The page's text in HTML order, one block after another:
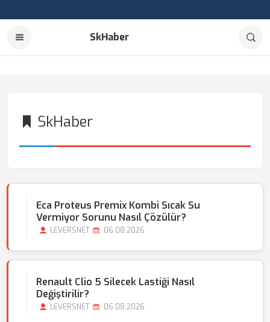
SkHaber
SkHaber
Eca Proteus Premix Kombi Sıcak Su
Vermiyor Sorunu Nasıl Çözülür?
LEVERSNET 06.08.2026
Renault Clio 5 Silecek Lastiği Nasıl
Değiştirilir?
LEVERSNET 06.08.2026